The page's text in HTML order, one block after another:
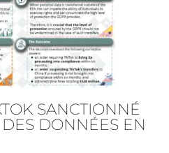
SANCTIONNÉ
DONNÉES EN